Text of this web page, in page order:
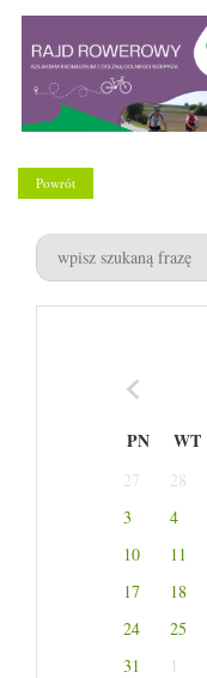
Powrót
PN WT
27 28
3
4
10
11
17
18
24
25
31
1